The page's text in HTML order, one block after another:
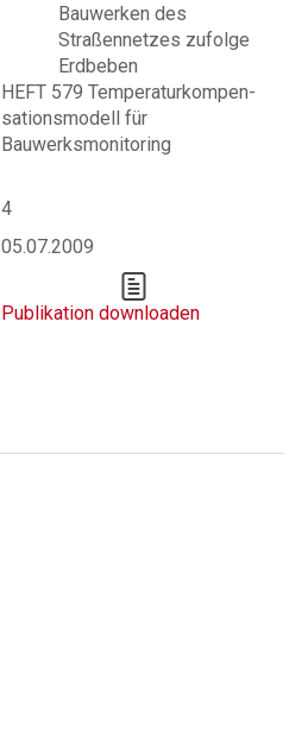
Bauwerken des
Straßennetzes zufolge
Erdbeben
HEFT 579 Temperaturkompen-
sationsmodell für
Bauwerksmonitoring
4
05.07.2009
Publikation downloaden